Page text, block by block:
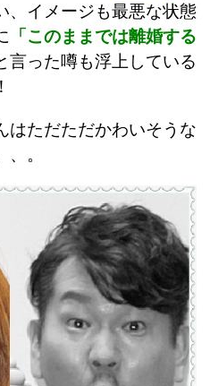
、イメージも最悪な状態
「このままでは離婚する
言った噂も浮上している
はただただかわいそうな
。